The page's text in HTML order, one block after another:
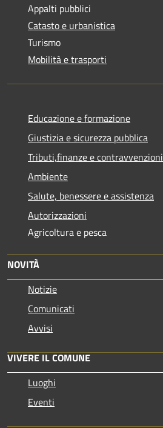
Appalti pubblici
Catasto e urbanistica
Turismo
Mobilità e trasporti
Educazione e formazione
Giustizia e sicurezza pubblica
Tributi,finanze e contravvenzioni
Ambiente
Salute, benessere e assistenza
Autorizzazioni
Agricoltura e pesca
NOVITÀ
Notizie
Comunicati
Avvisi
VIVERE IL COMUNE
Luoghi
Eventi